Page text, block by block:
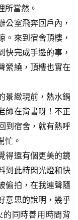
所當然。
室飛奔回戶內，
。來到宿舍頂樓，
快完成手邊的事，
縈繞，頂樓也實在
緻現前，熱水鍋
師在背書呀！不正
到宿舍，就有熱呼
忙。
還有個更美的鏡
到此時閃光燈和快
偷拍，在我連聲隨
意思的說明，幾乎
同時善用時間背